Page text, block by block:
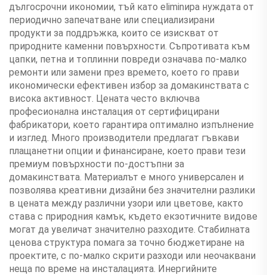
дългосрочни икономии, тъй като eliminира нуждата от
периодично запечатване или специализирани
продукти за поддръжка, които се изискват от
природните каменни повърхности. Съпротивата към
цапки, петна и топлинни повреди означава по-малко
ремонти или замени през времето, което го прави
икономически ефективен избор за домакинствата с
висока активност. Цената често включва
професионална инсталация от сертифицирани
фабрикатори, което гарантира оптимално изпълнение
и изглед. Много производители предлагат гъвкави
плащанетни опции и финансиране, което прави тези
премиум повърхности по-достъпни за
домакинствата. Материалът е много универсален и
позволява креативни дизайни без значителни разлики
в цената между различни узори или цветове, както
става с природния камък, където екзотичните видове
могат да увеличат значително разходите. Стабилната
ценова структура помага за точно бюджетиране на
проектите, с по-малко скрити разходи или неочаквани
неща по време на инсталацията. Инергийните